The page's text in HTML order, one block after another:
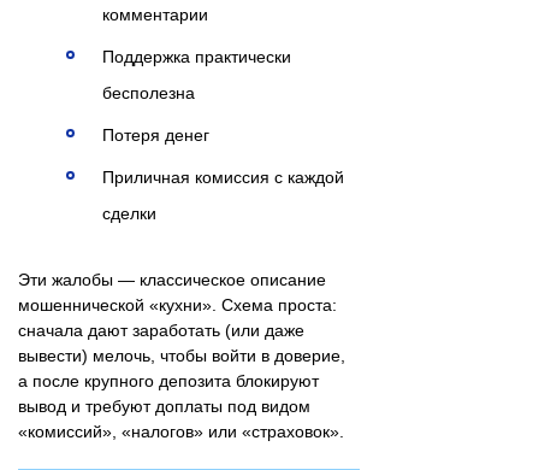
комментарии
Поддержка практически
бесполезна
Потеря денег
Приличная комиссия с каждой
сделки
Эти жалобы — классическое описание
мошеннической «кухни». Схема проста:
сначала дают заработать (или даже
вывести) мелочь, чтобы войти в доверие,
а после крупного депозита блокируют
вывод и требуют доплаты под видом
«комиссий», «налогов» или «страховок».